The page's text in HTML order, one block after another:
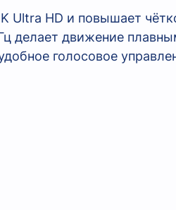
Ultra HD и повышает
делает движение
голосовое